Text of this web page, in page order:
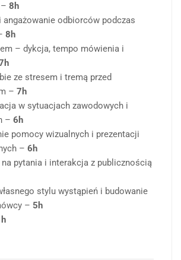
8h
odbiorców podczas
8h
– dykcja, tempo mówienia i
ze stresem i tremą przed
– 7h
w sytuacjach zawodowych i
– 6h
pomocy wizualnych i prezentacji
– 6h
na pytania i interakcja z publicznością
stylu wystąpień i budowanie
– 5h